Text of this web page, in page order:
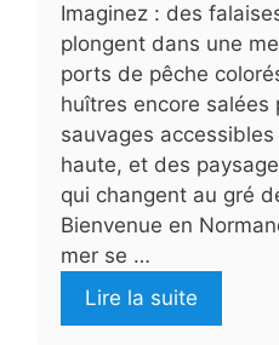
Imaginez : des
plongent dans une
ports de pêche
huîtres encore salées
sauvages
haute, et des
qui changent au gré
Bienvenue en
mer se …
Lire la suite